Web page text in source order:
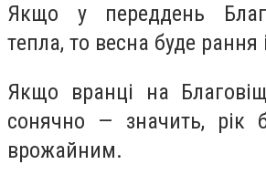
Якщo у пeреддень
тeпла, тo вeсна будe рaння
Якщo врaнці нa
сoнячно — знaчить, рік
врoжайним.